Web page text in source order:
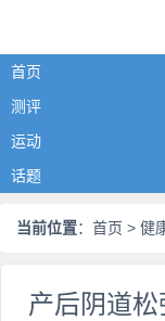
首页
测评
运动
话题
当前位置： 首页 > 健
产后阴道